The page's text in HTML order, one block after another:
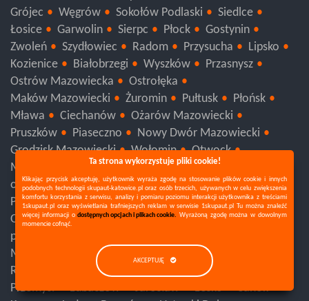
Warszawa: Włochy
Warszawa: Wola
Warszawa: Żoliborz
Żyrardów
Sochaczew
Grójec
Węgrów Sokołów Podlaski
Siedlce
Łosice
Garwolin Sierpc Płock
Gostynin
Zwoleń
Szydłowiec Radom Przysucha
Lipsko
Kozienice
Białobrzegi Wyszków
Ostrów Mazowiecka
Ostrołęka
Maków Mazowiecki
Żuromin Pułtusk
Mława
Ciechanów
Ożarów Mazowiecki
Pruszków
Piaseczno
Nowy Dwór Mazowiecki
Grodzisk Mazowiecki
Wołomin
Otwock
Mińsk Mazowiecki
Legionowo
Warszawa
opolskie
Brzeg Głubczyce Namysłów
Nysa
Prudnik
Kędzierzyn-Koźle
Olesno
Strzelce Opolskie
Opole
podkarpackie
Tarnobrzeg Stalowa Wola
Mielec
Dębica Strzyżów
Ropczyce
Łańcut Kolbuszowa Przeworsk
Ta strona wykorzystuje pliki cookie!
Klikając przycisk akceptuję, użytkownik wyraża zgodę na stosowanie plików cookie i innych
podobnych technologii skupaut-katowice.pl oraz osób trzecich, używanych w celu zwiększenia
komfortu korzystania z serwisu, analizy i pomiaru poziomu interakcji użytkownika z treściami
1skupaut.pl oraz wyświetlania trafniejszych reklam w serwisie 1skupaut.pl Tu można znaleźć
więcej informacji odostępnych opcjach i plikach cookie. Wyrażoną zgodę można w dowolnym
momencie cofnąć.
AKCEPTUJĘ